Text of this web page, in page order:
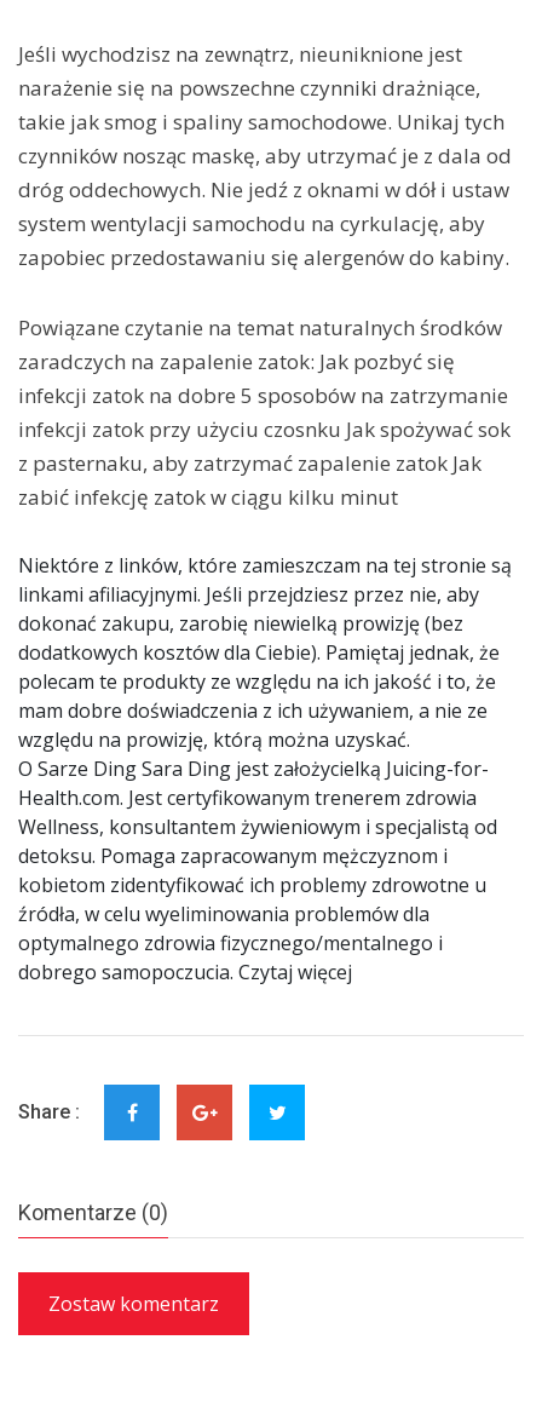
Jeśli wychodzisz na zewnątrz, nieuniknione jest
narażenie się na powszechne czynniki drażniące,
takie jak smog i spaliny samochodowe. Unikaj tych
czynników nosząc maskę, aby utrzymać je z dala od
dróg oddechowych. Nie jedź z oknami w dół i ustaw
system wentylacji samochodu na cyrkulację, aby
zapobiec przedostawaniu się alergenów do kabiny.
Powiązane czytanie na temat naturalnych środków
zaradczych na zapalenie zatok: Jak pozbyć się
infekcji zatok na dobre 5 sposobów na zatrzymanie
infekcji zatok przy użyciu czosnku Jak spożywać sok
z pasternaku, aby zatrzymać zapalenie zatok Jak
zabić infekcję zatok w ciągu kilku minut
Niektóre z linków, które zamieszczam na tej stronie są
linkami afiliacyjnymi. Jeśli przejdziesz przez nie, aby
dokonać zakupu, zarobię niewielką prowizję (bez
dodatkowych kosztów dla Ciebie). Pamiętaj jednak, że
polecam te produkty ze względu na ich jakość i to, że
mam dobre doświadczenia z ich używaniem, a nie ze
względu na prowizję, którą można uzyskać.
O Sarze Ding Sara Ding jest założycielką Juicing-for-
Health.com. Jest certyfikowanym trenerem zdrowia
Wellness, konsultantem żywieniowym i specjalistą od
detoksu. Pomaga zapracowanym mężczyznom i
kobietom zidentyfikować ich problemy zdrowotne u
źródła, w celu wyeliminowania problemów dla
optymalnego zdrowia fizycznego/mentalnego i
dobrego samopoczucia. Czytaj więcej
Share :
Komentarze (0)
Zostaw komentarz